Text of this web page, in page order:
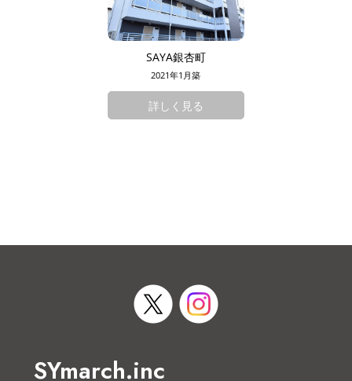
SAYA銀杏町
2021年1月築
詳しく見る
SYmarch.inc